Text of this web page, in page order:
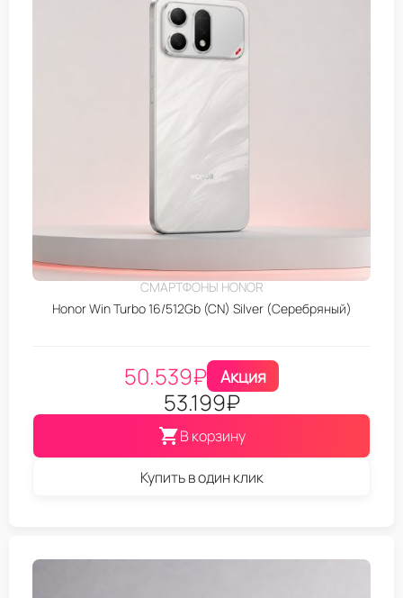
СМАРТФОНЫ HONOR
Honor Win Turbo 16/512Gb (CN) Silver (Серебряный)
50.539₽ Акция
53.199₽
В корзину
Купить в один клик